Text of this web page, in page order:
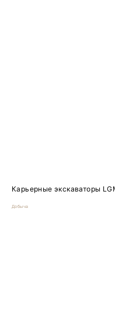
Карьерные экскаваторы
Добыча